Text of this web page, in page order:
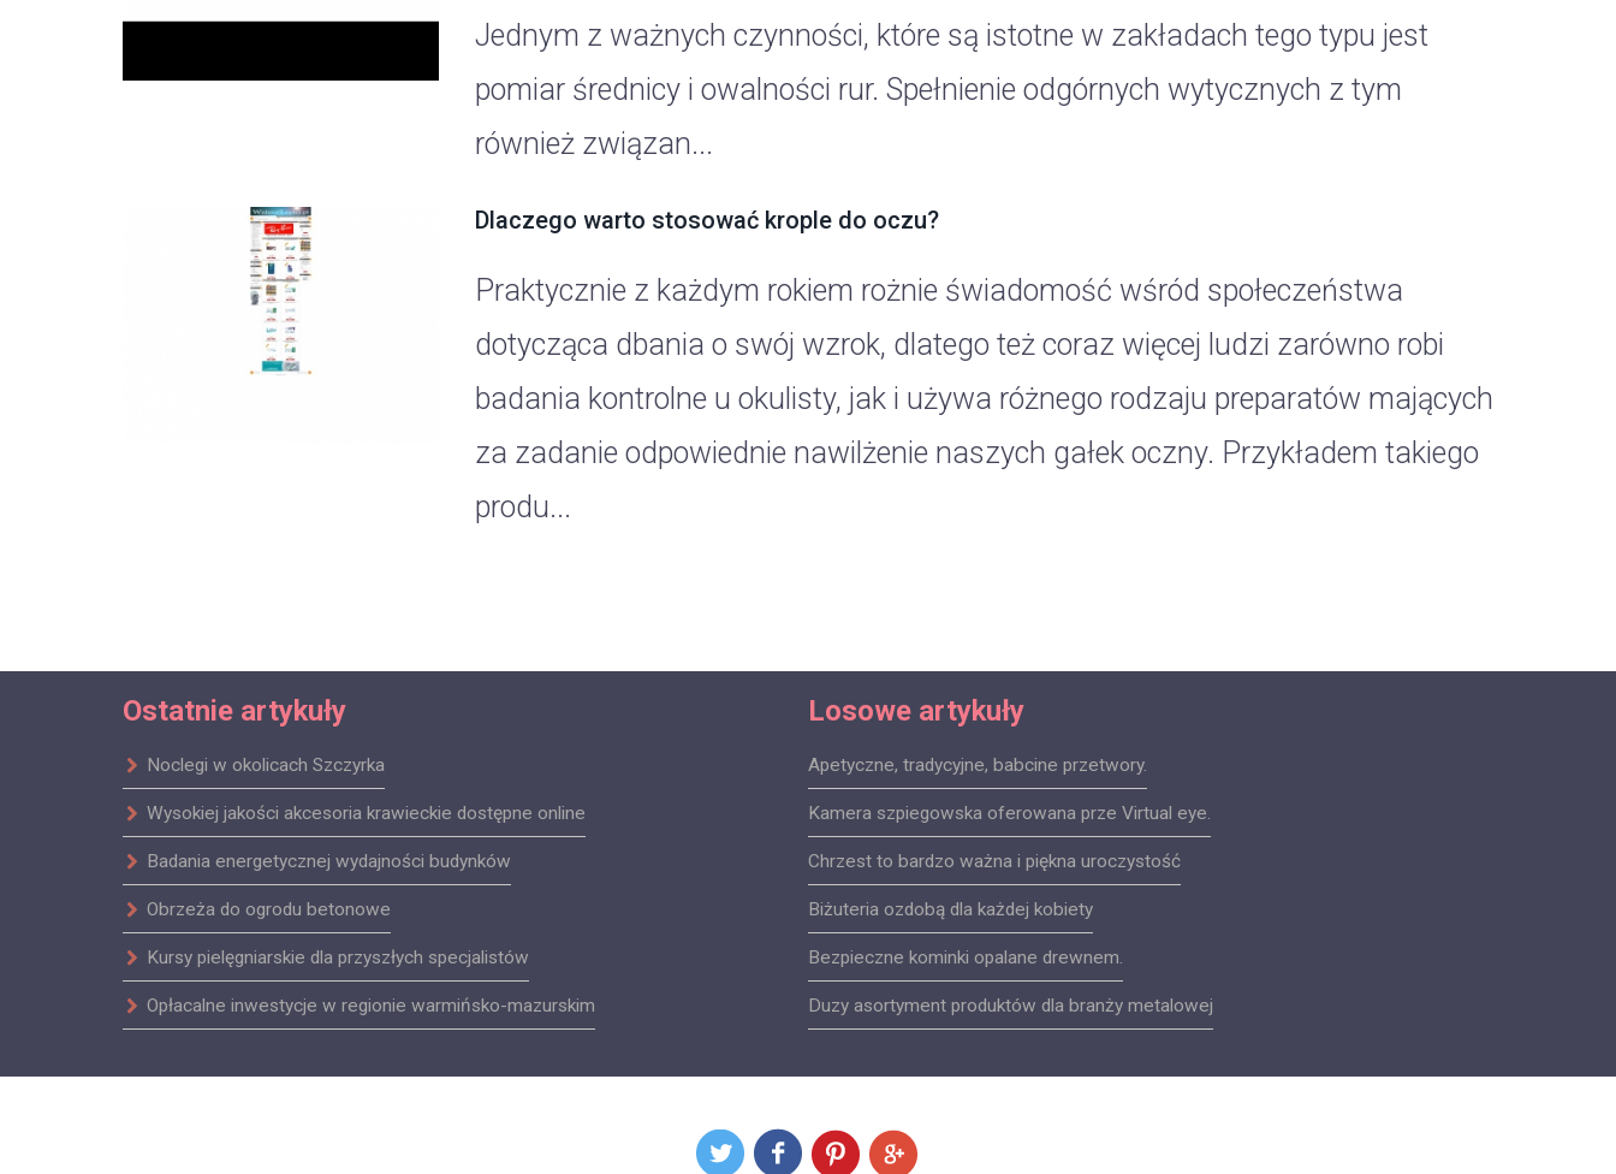
Jednym z ważnych czynności, które są istotne w zakładach tego typu jest
pomiar średnicy i owalności rur. Spełnienie odgórnych wytycznych z tym
również związan...
Dlaczego warto stosować krople do oczu?
Praktycznie z każdym rokiem rożnie świadomość wśród społeczeństwa
dotycząca dbania o swój wzrok, dlatego też coraz więcej ludzi zarówno robi
badania kontrolne u okulisty, jak i używa różnego rodzaju preparatów mających
za zadanie odpowiednie nawilżenie naszych gałek oczny. Przykładem takiego
produ...
Ostatnie artykuły
Noclegi w okolicach Szczyrka
Wysokiej jakości akcesoria krawieckie dostępne online
Badania energetycznej wydajności budynków
Obrzeża do ogrodu betonowe
Kursy pielęgniarskie dla przyszłych specjalistów
Opłacalne inwestycje w regionie warmińsko-mazurskim
Losowe artykuły
Apetyczne, tradycyjne, babcine przetwory.
Kamera szpiegowska oferowana prze Virtual eye.
Chrzest to bardzo ważna i piękna uroczystość
Biżuteria ozdobą dla każdej kobiety
Bezpieczne kominki opalane drewnem.
Duzy asortyment produktów dla branży metalowej